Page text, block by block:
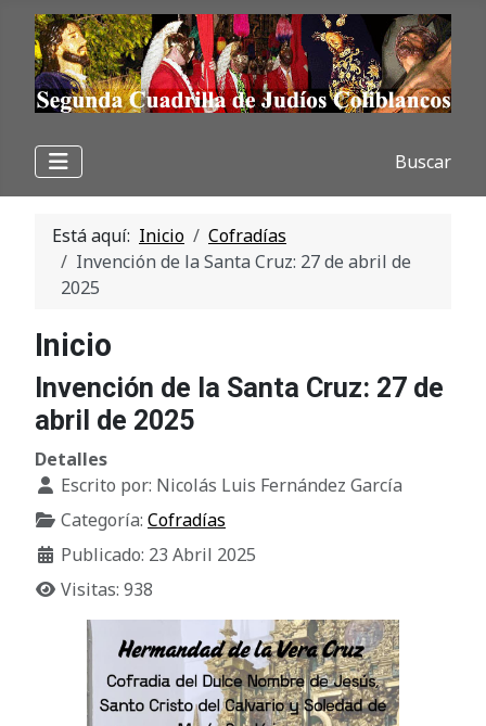
Buscar
Está aquí: Inicio
Cofradías
Invención de la Santa Cruz: 27 de abril de
2025
Inicio
Invención de la Santa Cruz: 27 de
abril de 2025
Detalles
Escrito por: Nicolás Luis Fernández García
Categoría: Cofradías
Publicado: 23 Abril 2025
Visitas: 938